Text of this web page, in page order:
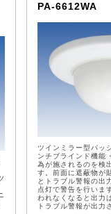
PA-6612WA
ツインミラー型パッ
ンチブラインド機能
為が施されるのを検
す。前面に遮蔽物が
とトラブル警報の出
点灯で警告を行いま
われなくなると出力
トラブル警報が出力